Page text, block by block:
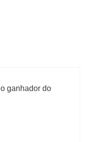
ganhador do